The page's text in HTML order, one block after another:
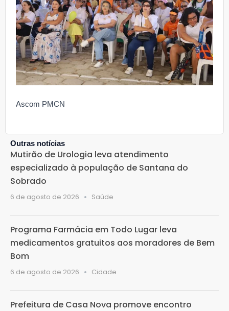
Ascom PMCN
Outras notícias
Mutirão de Urologia leva atendimento
especializado à população de Santana do
Sobrado
6 de agosto de 2026 Saúde
Programa Farmácia em Todo Lugar leva
medicamentos gratuitos aos moradores de Bem
Bom
6 de agosto de 2026 Cidade
Prefeitura de Casa Nova promove encontro